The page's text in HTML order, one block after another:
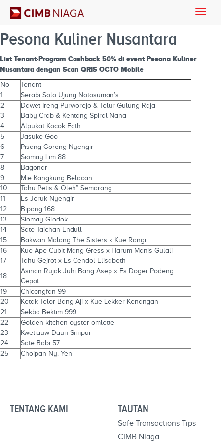
Toggle
Pesona Kuliner Nusantara
List Tenant-Program Cashback 50% di event Pesona Kuliner
Nusantara dengan Scan QRIS OCTO Mobile
No
Tenant
1
Serabi Solo Ujung Notosuman’s
2
Dawet Ireng Purworejo & Telur Gulung Raja
3
Baby Crab & Kentang Spiral Nana
4
Alpukat Kocok Fath
5
Jasuke Goo
6
Pisang Goreng Nyengir
7
Siomay Lim 88
8
Bagonar
9
Mie Kangkung Belacan
10
Tahu Petis & Oleh” Semarang
11
Es Jeruk Nyengir
12
Bipang 168
13
Siomay Glodok
14
Sate Taichan Endull
15
Bakwan Malang The Sisters x Kue Rangi
16
Kue Ape Cubit Mang Gress x Harum Manis Gulali
17
Tahu Gejrot x Es Cendol Elisabeth
18
Asinan Rujak Juhi Bang Asep x Es Doger Podeng
Cepot
19
Chicongfan 99
20
Ketak Telor Bang Aji x Kue Lekker Kenangan
21
Sekba Bektim 999
22
Golden kitchen oyster omlette
23
Kwetiauw Daun Simpur
24
Sate Babi 57
25
Choipan Ny. Yen
TENTANG KAMI TAUTAN
Safe Transactions Tips
CIMB Niaga